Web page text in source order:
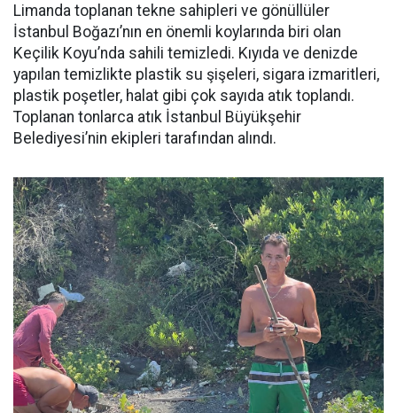
Limanda toplanan tekne sahipleri ve gönüllüler
İstanbul Boğazı’nın en önemli koylarında biri olan
Keçilik Koyu’nda sahili temizledi. Kıyıda ve denizde
yapılan temizlikte plastik su şişeleri, sigara izmaritleri,
plastik poşetler, halat gibi çok sayıda atık toplandı.
Toplanan tonlarca atık İstanbul Büyükşehir
Belediyesi’nin ekipleri tarafından alındı.